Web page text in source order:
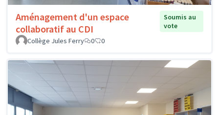
Aménagement d'un espace
collaboratif au CDI
Soumis au
vote
Collège Jules Ferry
0 0